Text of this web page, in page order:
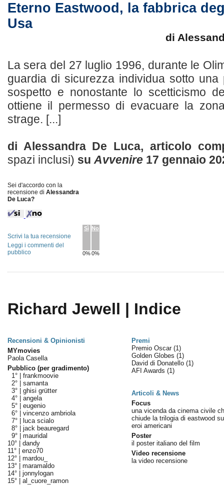
Eterno Eastwood, la fabbrica
Usa
di
La sera del 27 luglio 1996, durante le
guardia di sicurezza individua sotto
sospetto e nonostante lo scetticismo
ottiene il permesso di evacuare la
strage. [...]
di Alessandra De Luca, articolo
spazi inclusi) su Avvenire17 gennaio
Sei d'accordo con la
recensione di Alessandra
De Luca?
Sì
0%
No
0%
Scrivi la tua recensione
Leggi i commenti del
pubblico
Richard Jewell | Indice
Recensioni & Opinionisti
Premi
MYmovies
Paola Casella
Pubblico (per gradimento)
1° | frankmoovie
2° | samanta
3° | ghisi grütter
4° | angela
5° | eugenio
6° | vincenzo ambriola
7° |
luca scialo
8° | jack beauregard
9° | mauridal
10° | dandy
11° | enzo70
12° | mardou_
13° | maramaldo
14° | jonnylogan
15° | al_cuore_ramon
Premio Oscar (1)
Golden Globes (1)
David di Donatello (1)
AFI Awards (1)
Articoli & News
Focus
una vicenda da cinema civile
chiude la trilogia di eastwood
eroi americani
Poster
il poster italiano del film
Video recensione
la video recensione